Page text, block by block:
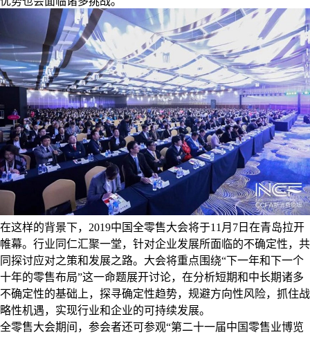
在这样的背景下，2019中国全零售大会将于11月7日在青岛拉开
帷幕。行业同仁汇聚一堂，针对企业发展所面临的不确定性，共
同探讨应对之策和发展之路。大会将重点围绕“下一年和下一个
十年的零售布局”这一命题展开讨论，在分析短期和中长期诸多
不确定性的基础上，探寻确定性趋势，规避方向性风险，抓住战
略性机遇，实现行业和企业的可持续发展。
全零售大会期间，参会者还可参观“第二十一届中国零售业博览